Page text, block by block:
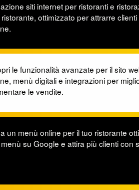
siti internet per ristoranti e
ottimizzato per attrarre
le funzionalità avanzate per il sito
menù digitali e integrazioni per
le vendite.
un menù online per il tuo ristorante
su Google e attira più clienti con